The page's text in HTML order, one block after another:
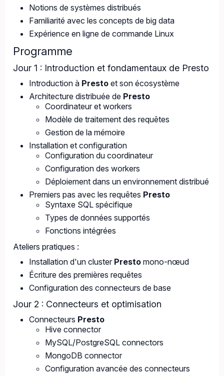
Notions de systèmes distribués
Familiarité avec les concepts de big data
Expérience en ligne de commande Linux
Programme
Jour 1 : Introduction et fondamentaux de Presto
Introduction à Presto et son écosystème
Architecture distribuée de Presto
Coordinateur et workers
Modèle de traitement des requêtes
Gestion de la mémoire
Installation et configuration
Configuration du coordinateur
Configuration des workers
Déploiement dans un environnement distribué
Premiers pas avec les requêtes Presto
Syntaxe SQL spécifique
Types de données supportés
Fonctions intégrées
Ateliers pratiques :
Installation d'un cluster Presto mono-nœud
Écriture des premières requêtes
Configuration des connecteurs de base
Jour 2 : Connecteurs et optimisation
Connecteurs Presto
Hive connector
MySQL/PostgreSQL connectors
MongoDB connector
Configuration avancée des connecteurs